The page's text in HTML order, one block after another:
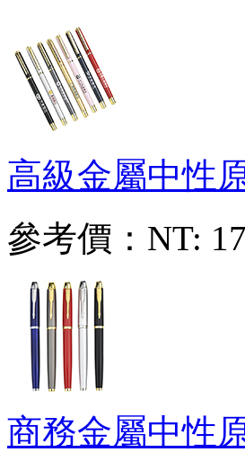
高級金屬中性
參考價： NT:
商務金屬中性